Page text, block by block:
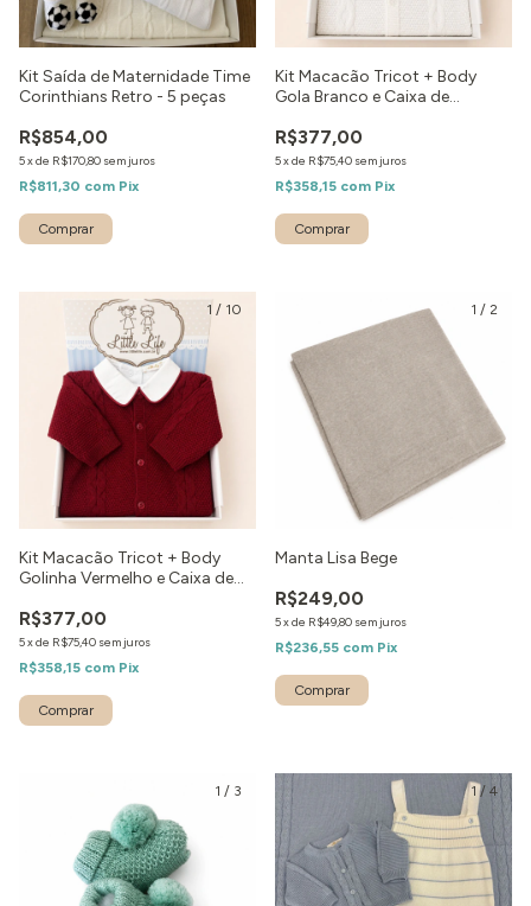
Kit Saída de Maternidade Time
Corinthians Retro - 5 peças
R$854,00
5xde R$170,80 sem juros
R$811,30 com Pix
Comprar
Kit Macacão Tricot + Body
Gola Branco e Caixa de
R$377,00
5xde R$75,40 sem juros
R$358,15 com Pix
Comprar
1 / 10
Kit Macacão Tricot + Body
Golinha Vermelho e Caixa de
R$377,00
5xde R$75,40 sem juros
R$358,15 com Pix
Comprar
1 / 2
Manta Lisa Bege
R$249,00
5xde R$49,80 sem juros
R$236,55 com Pix
1 / 3 1 / 4